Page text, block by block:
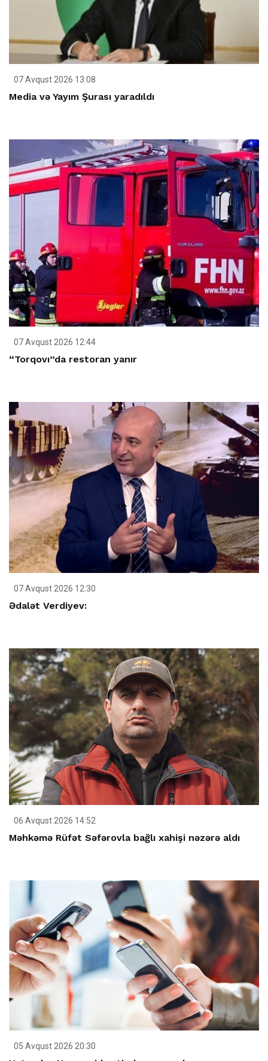
07 Avqust 2026 13:08
Media və Yayım Şurası yaradıldı
07 Avqust 2026 12:44
“Torqovı”da restoran yanır
07 Avqust 2026 12:30
Ədalət Verdiyev:
06 Avqust 2026 14:52
Məhkəmə Rüfət Səfərovla bağlı xahişi nəzərə aldı
05 Avqust 2026 20:30